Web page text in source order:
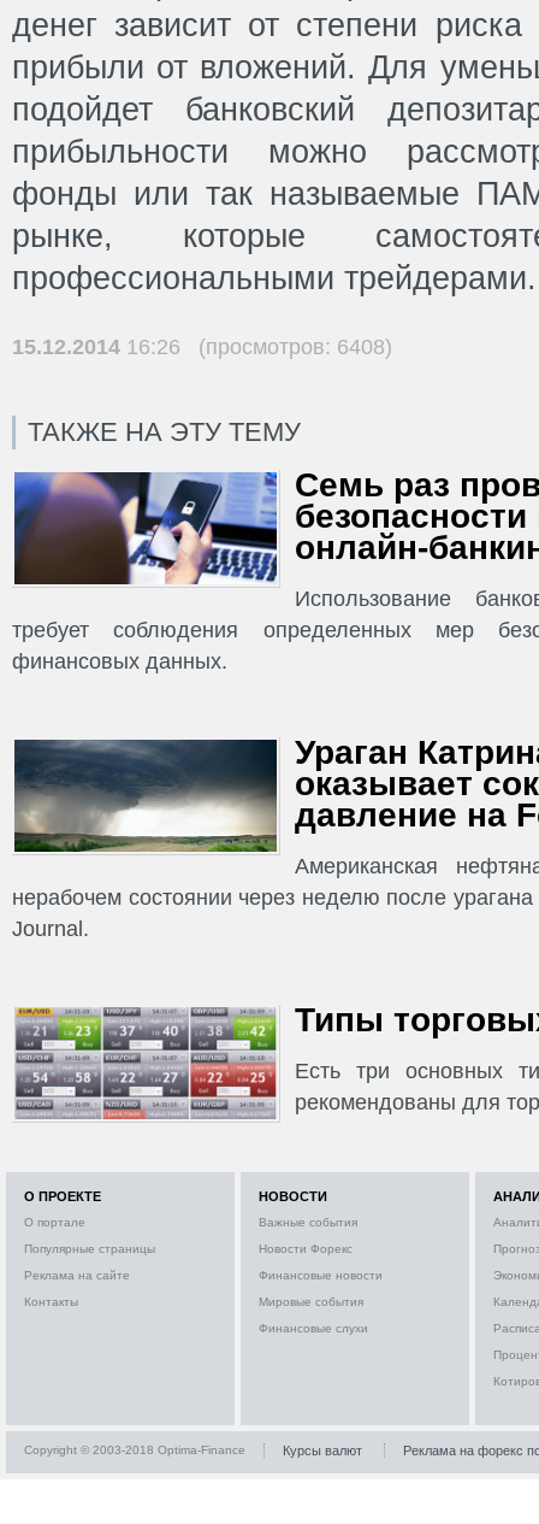
денег зависит от степени
прибыли от вложений. Для
подойдет банковский
прибыльности можно
фонды или так называемые
рынке, которые
профессиональными трейдерами.
15.12.2014 16:26 (просмотров: 6408)
ТАКЖЕ НА ЭТУ ТЕМУ
Семь раз
онлайн-
Использование
требует соблюдения определенных мер
финансовых данных.
Ураган
оказывает
давление на
Американская
нерабочем состоянии через неделю после
Journal.
Типы
Есть три основных
рекомендованы для
О ПРОЕКТЕ
О портале
Популярные страницы
Реклама на сайте
Контакты
НОВОСТИ
Важные события
Новости Форекс
Финансовые новости
Мировые события
Финансовые слухи
Copyright © 2003-2018 Optima-Finance Курсы валют Реклама на форекс